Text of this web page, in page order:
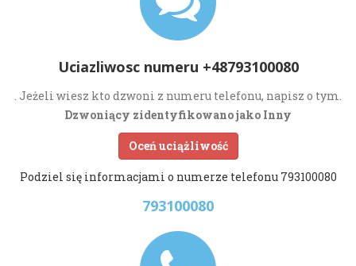
Uciazliwosc numeru +48793100080
. Jeżeli wiesz kto dzwoni z numeru telefonu, napisz o tym.
Dzwoniący zidentyfikowano jako Inny
Oceń uciążliwość
Podziel się informacjami o numerze telefonu 793100080
793100080